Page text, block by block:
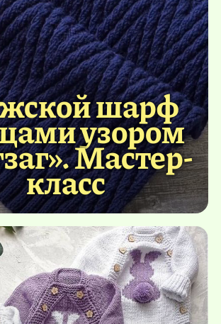
шарф
узором
Мастер-
класс